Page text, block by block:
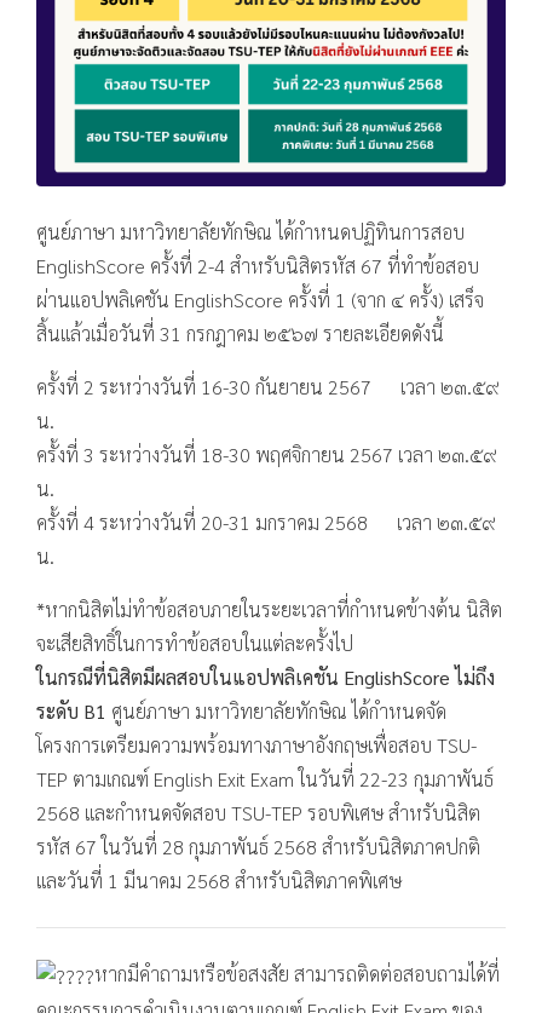
ศูนย์ภาษา มหาวิทยาลัยทักษิณ ได้กำหนดปฏิทินการสอบ
EnglishScore ครั้งที่ 2-4 สำหรับนิสิตรหัส 67 ที่ทำข้อสอบ
ผ่านแอปพลิเคชัน EnglishScore ครั้งที่ 1 (จาก ๔ ครั้ง) เสร็จ
สิ้นแล้วเมื่อวันที่ 31 กรกฎาคม ๒๕๖๗ รายละเอียดดังนี้
ครั้งที่ 2 ระหว่างวันที่ 16-30 กันยายน 2567 เวลา ๒๓.๕๙
น.
ครั้งที่ 3 ระหว่างวันที่ 18-30 พฤศจิกายน 2567 เวลา ๒๓.๕๙
น.
ครั้งที่ 4 ระหว่างวันที่ 20-31 มกราคม 2568 เวลา ๒๓.๕๙
น.
*หากนิสิตไม่ทำข้อสอบภายในระยะเวลาที่กำหนดข้างต้น นิสิต
จะเสียสิทธิ์ในการทำข้อสอบในแต่ละครั้งไป
ในกรณีที่นิสิตมีผลสอบในแอปพลิเคชัน EnglishScore ไม่ถึง
ระดับ B1 ศูนย์ภาษา มหาวิทยาลัยทักษิณ ได้กำหนดจัด
โครงการเตรียมความพร้อมทางภาษาอังกฤษเพื่อสอบ TSU-
TEP ตามเกณฑ์ English Exit Exam ในวันที่ 22-23 กุมภาพันธ์
2568 และกำหนดจัดสอบ TSU-TEP รอบพิเศษ สำหรับนิสิต
รหัส 67 ในวันที่ 28 กุมภาพันธ์ 2568 สำหรับนิสิตภาคปกติ
และวันที่ 1 มีนาคม 2568 สำหรับนิสิตภาคพิเศษ
หากมีคำถามหรือข้อสงสัย สามารถติดต่อสอบถามได้ที่